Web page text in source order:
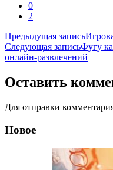
0
2
Навигация
по
Предыдущая запись
Следующая записьФугу
онлайн-развлечений
Оставить
Для отправки
Новое